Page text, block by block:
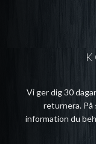
Vi ger dig 30
returnera. På
information du